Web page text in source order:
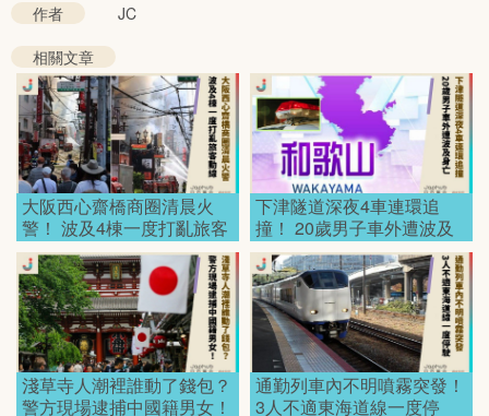
作者
JC
相關文章
大阪西心齋橋商圈清晨火
警！ 波及4棟一度打亂旅客
動線！
下津隧道深夜4車連環追
撞！ 20歲男子車外遭波及
身亡！
淺草寺人潮裡誰動了錢包？
警方現場逮捕中國籍男女！
通勤列車內不明噴霧突發！
3人不適東海道線一度停